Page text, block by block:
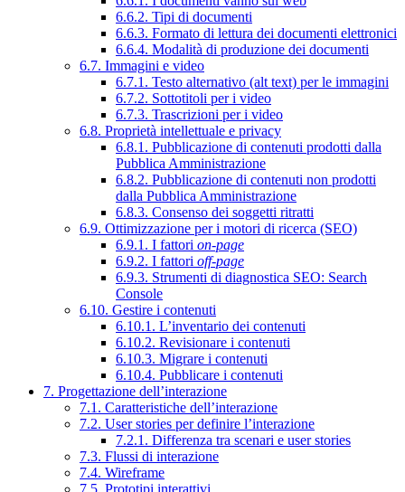
6.6.2. Tipi di documenti
6.6.3. Formato di lettura dei documenti elettronici
6.6.4. Modalità di produzione dei documenti
6.7. Immagini e video
6.7.1. Testo alternativo (alt text) per le immagini
6.7.2. Sottotitoli per i video
6.7.3. Trascrizioni per i video
6.8. Proprietà intellettuale e privacy
6.8.1. Pubblicazione di contenuti prodotti dalla
Pubblica Amministrazione
6.8.2. Pubblicazione di contenuti non prodotti
dalla Pubblica Amministrazione
6.8.3. Consenso dei soggetti ritratti
6.9. Ottimizzazione per i motori di ricerca (SEO)
6.9.1. I fattori on-page
6.9.2. I fattori off-page
6.9.3. Strumenti di diagnostica SEO: Search
Console
6.10. Gestire i contenuti
6.10.1. L’inventario dei contenuti
6.10.2. Revisionare i contenuti
6.10.3. Migrare i contenuti
6.10.4. Pubblicare i contenuti
7. Progettazione dell’interazione
7.1. Caratteristiche dell’interazione
7.2. User stories per definire l’interazione
7.2.1. Differenza tra scenari e user stories
7.3. Flussi di interazione
7.4. Wireframe
7.5. Prototipi interattivi